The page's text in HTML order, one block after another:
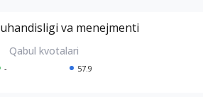
va menejmenti
- 57.9